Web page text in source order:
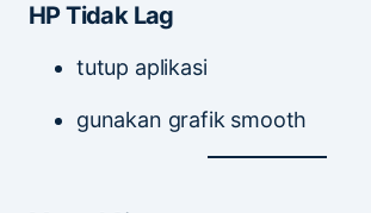
HP Tidak Lag
tutup aplikasi
gunakan grafik smooth